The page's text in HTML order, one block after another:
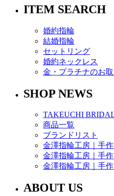
ITEM SEARCH
婚約指輪
結婚指輪
セットリング
婚約ネックレス
金・プラチナのお取
SHOP NEWS
TAKEUCHI
商品一覧
ブランドリスト
金澤指輪工房｜手
金澤指輪工房｜手
金澤指輪工房｜手
ABOUT US